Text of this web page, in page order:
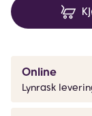
Online
Lynrask